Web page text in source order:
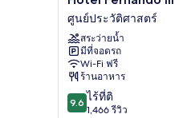
Fernando
III
ศูนย์
ประวัติศาสตร์
ศูนย์ประวัติศาสตร์
สระว่ายน้ำ
มีที่จอดรถ
Wi-Fi ฟรี
ร้านอาหาร
9.6
จาก
9.6 ไร้ที่ติ
1,466 รีวิว